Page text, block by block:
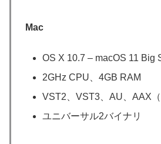
Mac
OS X 10.7 – macOS 11 Big
2GHz CPU、4GB RAM
VST2、VST3、AU、AAX（
ユニバーサル2バイナリ